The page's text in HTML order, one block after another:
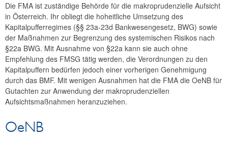
Die FMA ist zuständige Behörde für die makroprudenzielle Aufsicht
in Österreich. Ihr obliegt die hoheitliche Umsetzung des
Kapitalpufferregimes (§§ 23a-23d Bankwesengesetz, BWG) sowie
der Maßnahmen zur Begrenzung des systemischen Risikos nach
§22a BWG. Mit Ausnahme von §22a kann sie auch ohne
Empfehlung des FMSG tätig werden, die Verordnungen zu den
Kapitalpuffern bedürfen jedoch einer vorherigen Genehmigung
durch das BMF. Mit wenigen Ausnahmen hat die FMA die OeNB für
Gutachten zur Anwendung der makroprudenziellen
Aufsichtsmaßnahmen heranzuziehen.
OeNB